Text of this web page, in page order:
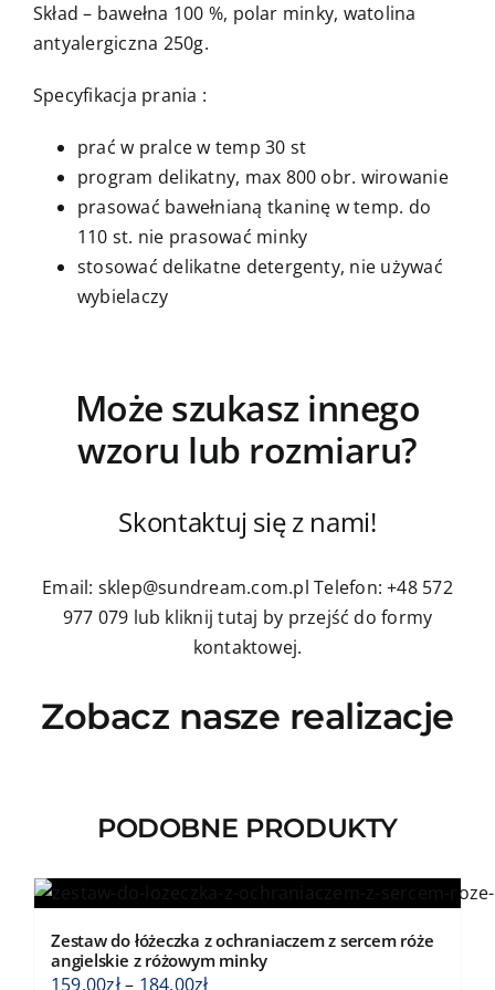
Skład – bawełna 100 %, polar minky, watolina
antyalergiczna 250g.
Specyfikacja prania :
prać w pralce w temp 30 st
program delikatny, max 800 obr. wirowanie
prasować bawełnianą tkaninę w temp. do
110 st. nie prasować minky
stosować delikatne detergenty, nie używać
wybielaczy
Może szukasz innego
wzoru lub rozmiaru?
Skontaktuj się z nami!
Email: sklep@sundream.com.pl Telefon: +48 572
977 079 lub kliknij tutaj by przejść do formy
kontaktowej.
Zobacz nasze realizacje
PODOBNE PRODUKTY
Zestaw do łóżeczka z ochraniaczem z sercem róże
angielskie z różowym minky
159,00zł– 184,00złZakres